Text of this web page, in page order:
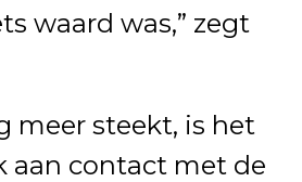
waard was,” zegt
meer steekt, is het
aan contact met de